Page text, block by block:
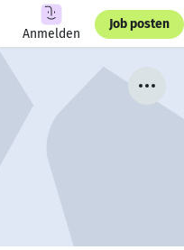
Anmelden
Job posten